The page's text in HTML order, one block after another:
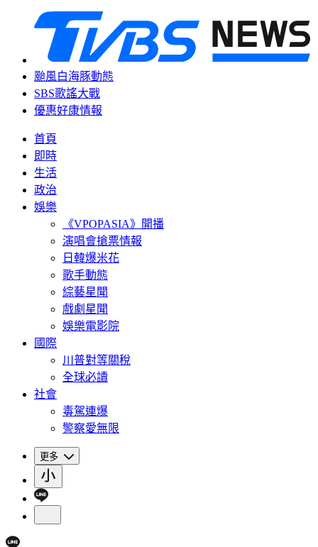
颱風白海豚動態
SBS歌謠大戰
優惠好康情報
首頁
即時
生活
政治
娛樂
《VPOPASIA》開播
演唱會搶票情報
日韓爆米花
歌手動態
綜藝星聞
戲劇星聞
娛樂電影院
國際
川普對等關稅
全球必讀
社會
毒駕連爆
警察愛無限
更多